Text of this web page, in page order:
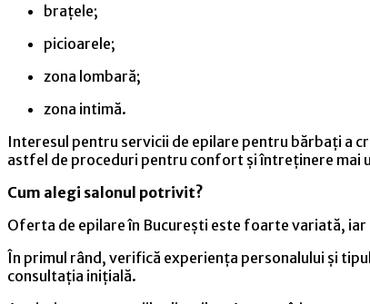
brațele;
picioarele;
zona lombară;
zona intimă.
Interesul pentru servicii de epilare pentru bărbați a
astfel de proceduri pentru confort și întreținere mai
Cum alegi salonul potrivit?
Oferta de epilare în București este foarte variată,
În primul rând, verifică experiența personalului și
consultația inițială.